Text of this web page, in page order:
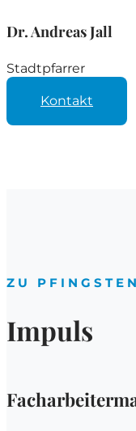
Dr. Andreas Jall
Stadtpfarrer
Kontakt
ZU
Impuls